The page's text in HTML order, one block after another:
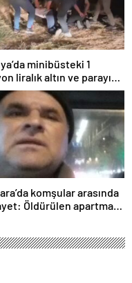
minibüsteki 1
liralık altın ve parayı
5 şüpheli 3 ilde
komşular arasında
Öldürülen apartman